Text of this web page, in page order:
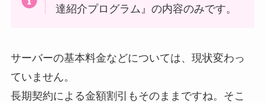
達紹介プログラム』の内容のみです。
サーバーの基本料金などについては、現状変わっ
ていません。
長期契約による金額割引もそのままですね。そこ